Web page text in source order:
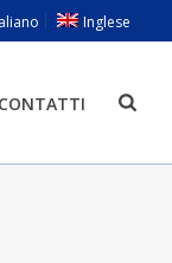
Inglese
CONTATTI